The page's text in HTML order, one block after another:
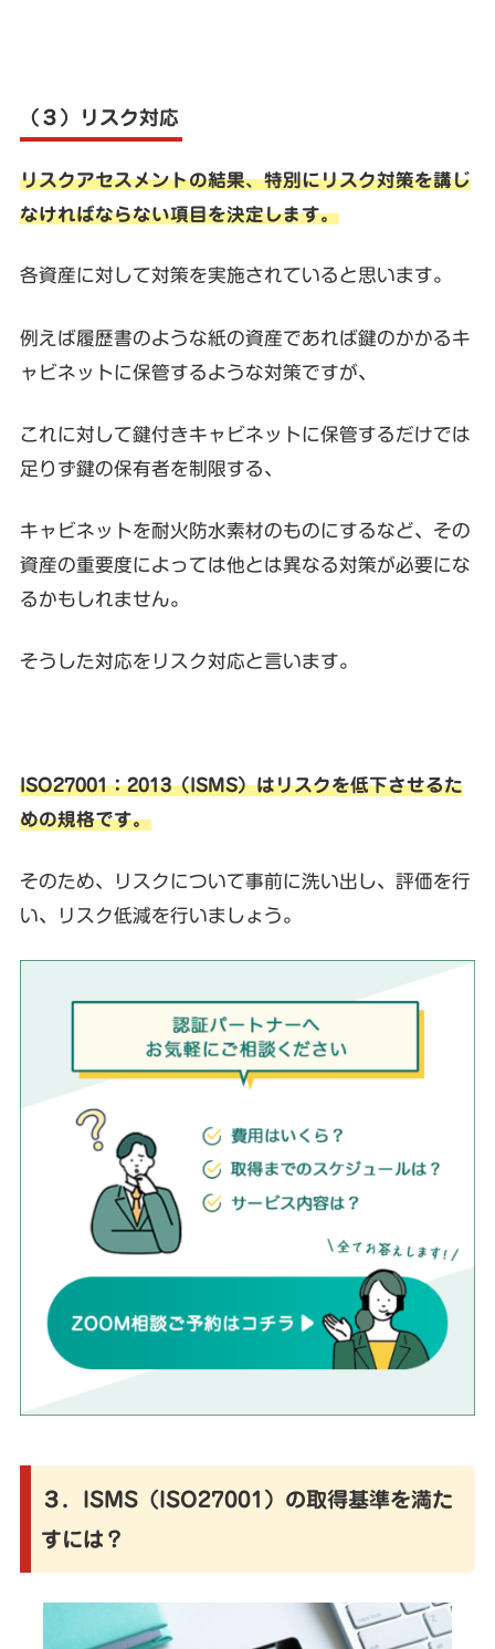
（３）リスク対応
リスクアセスメントの結果、特別にリスク対策を講じ
なければならない項目を決定します。
各資産に対して対策を実施されていると思います。
例えば履歴書のような紙の資産であれば鍵のかかるキ
ャビネットに保管するような対策ですが、
これに対して鍵付きキャビネットに保管するだけでは
足りず鍵の保有者を制限する、
キャビネットを耐火防水素材のものにするなど、その
資産の重要度によっては他とは異なる対策が必要にな
るかもしれません。
そうした対応をリスク対応と言います。
ISO27001：2013（ISMS）はリスクを低下させるた
めの規格です。
そのため、リスクについて事前に洗い出し、評価を行
い、リスク低減を行いましょう。
３．ISMS（ISO27001）の取得基準を満た
すには？